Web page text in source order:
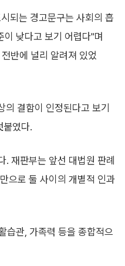
되는 경고문구는 사회의 흡
낮다고 보기 어렵다"며
반에 널리 알려져 있었
결함이 인정된다고 보기
붙였다.
재판부는 앞선 대법원 판례
으로 둘 사이의 개별적 인과
습관, 가족력 등을 종합적으